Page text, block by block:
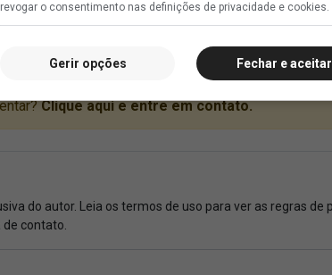
revogar o consentimento nas definições de privacidade e cookies.
Fechar e aceitar
Gerir opções